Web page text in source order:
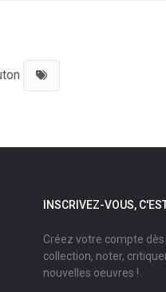
INSCRIVEZ-VOUS,
Créez votre compte
collection, noter,
nouvelles oeuvres !